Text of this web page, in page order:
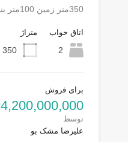
350متر زمین 100متر بنا دوخواب…
اتاق خواب
2
متراژ
350
برای فروش
4,200,000,000تومان
توسط
علیرضا مشک بو